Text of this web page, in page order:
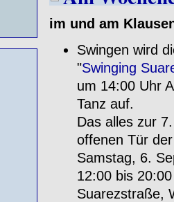
im und am
Swingen wird
"Swinging
um 14:00 Uhr
Tanz auf.
Das alles zur
offenen Tür
Samstag, 6.
12:00 bis
Suarezstraße,